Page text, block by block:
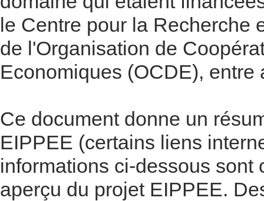
le Centre pour la Recherche
de l'Organisation de
Economiques (OCDE), entre
Ce document donne un
EIPPEE (certains liens
informations ci-dessous sont
aperçu du projet EIPPEE.